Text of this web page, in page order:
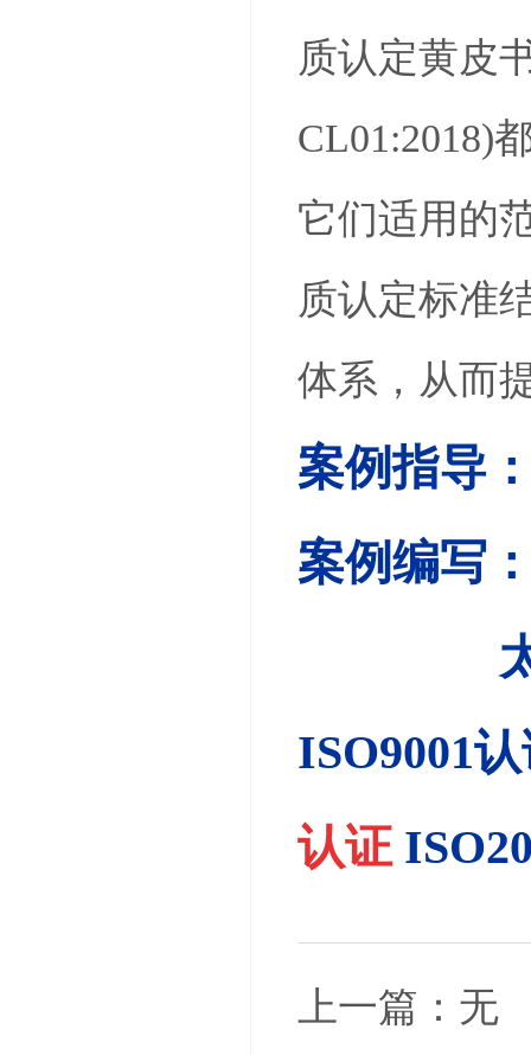
质认定黄皮
CL01:2018)
它们适用的
质认定标准
体系，从而
案例指导
案例编写
太原市
ISO9001
认证
上一篇：无